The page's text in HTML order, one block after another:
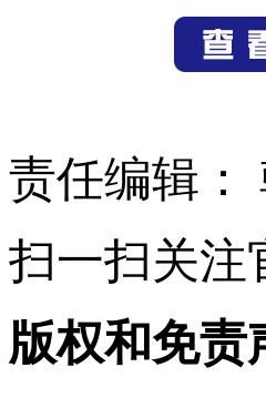
责任编辑：
扫一扫关注
版权和免责